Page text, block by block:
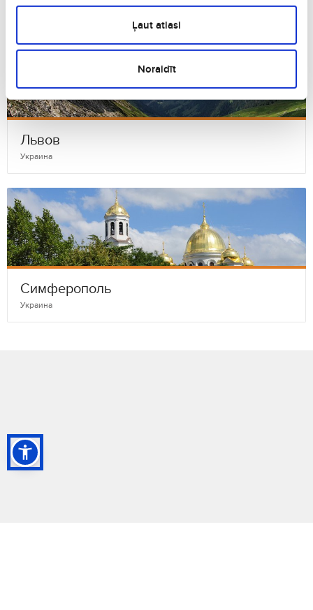
Ļaut atlasi
Noraidīt
Украина
Львов
Украина
Симферополь
Украина